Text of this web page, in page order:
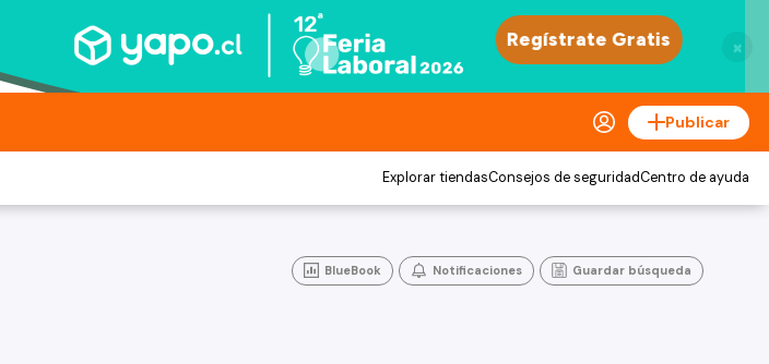
×
Publicar
Explorar tiendasConsejos de seguridadCentro de ayuda
BlueBook Notificaciones Guardar búsqueda